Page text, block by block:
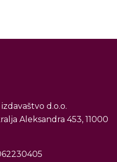
d.o.o.
Aleksandra 453, 11000